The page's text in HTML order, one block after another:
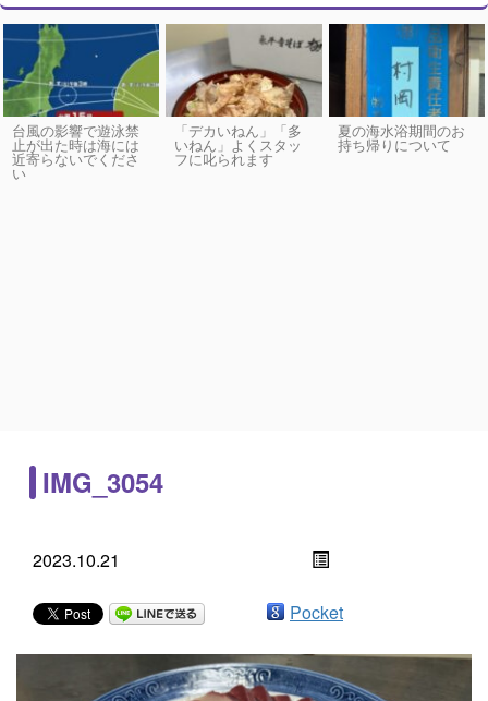
台風の影響で遊泳禁
止が出た時は海には
近寄らないでくださ
い
「デカいねん」「多
いねん」よくスタッ
フに叱られます
夏の海水浴期間のお
持ち帰りについて
IMG_3054
2023.10.21
Pocket